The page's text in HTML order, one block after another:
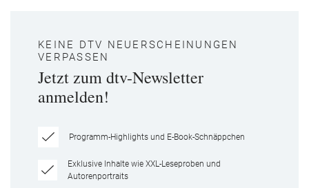
KEINE DTV NEUERSCHEINUNGEN
VERPASSEN
Jetzt zum dtv-Newsletter
anmelden!
Programm-Highlights und E-Book-Schnäppchen
Exklusive Inhalte wie XXL-Leseproben und
Autorenportraits